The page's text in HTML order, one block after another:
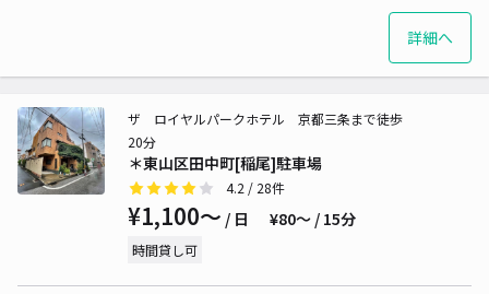
詳細へ
＊東山区田中町[稲尾]駐車場
ザ ロイヤルパークホテル 京都三条まで徒歩
20分
4.2 / 28件
¥1,100〜 / 日 ¥80〜 / 15分
時間貸し可